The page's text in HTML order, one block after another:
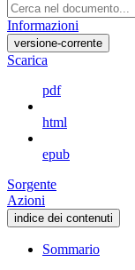
Informazioni
versione-corrente
Scarica
pdf
html
epub
Sorgente
Azioni
indice dei contenuti
Sommario